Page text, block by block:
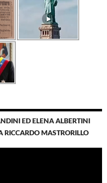
ED ELENA ALBERTINI
RICCARDO MASTRORILLO